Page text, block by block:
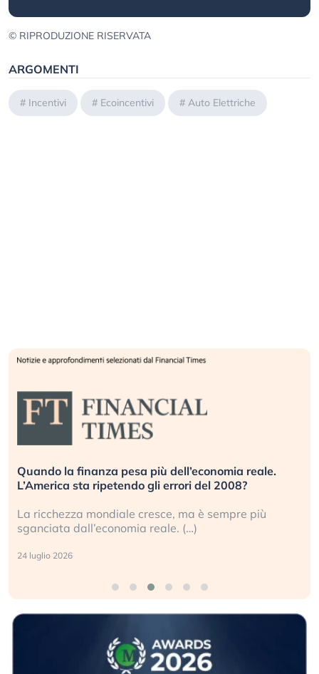
© RIPRODUZIONE RISERVATA
ARGOMENTI
# Incentivi # Ecoincentivi # Auto Elettriche
Quando la finanza pesa più dell’economia reale.
L’America sta ripetendo gli errori del 2008?
La ricchezza mondiale cresce, ma è sempre più
sganciata dall’economia reale. (…)
24 luglio 2026